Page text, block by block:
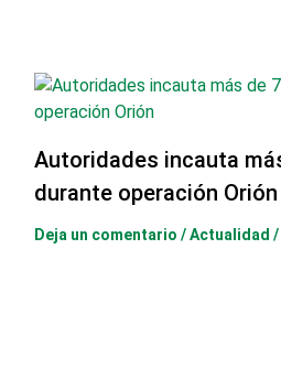
Autoridades incauta
durante operación Orión
Deja un comentario /Actualidad /